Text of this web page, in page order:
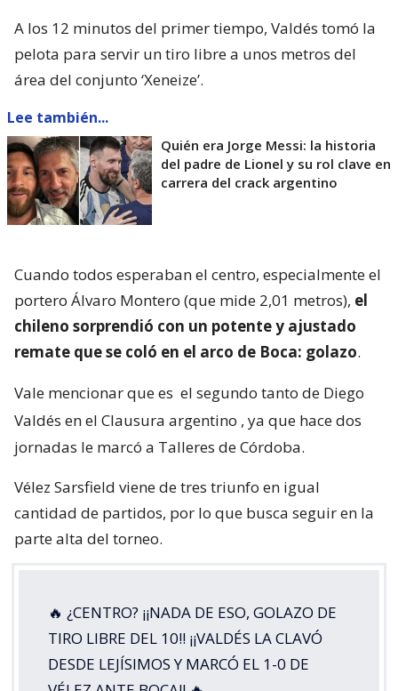
A los 12 minutos del primer tiempo, Valdés tomó la
pelota para servir un tiro libre a unos metros del
área del conjunto ‘Xeneize’.
Lee también...
Quién era Jorge Messi: la historia
del padre de Lionel y su rol clave en
carrera del crack argentino
Cuando todos esperaban el centro, especialmente el
portero Álvaro Montero (que mide 2,01 metros), el
chileno sorprendió con un potente y ajustado
remate que se coló en el arco de Boca: golazo.
Vale mencionar que es el segundo tanto de Diego
Valdés en el Clausura argentino , ya que hace dos
jornadas le marcó a Talleres de Córdoba.
Vélez Sarsfield viene de tres triunfo en igual
cantidad de partidos, por lo que busca seguir en la
parte alta del torneo.
🔥 ¿CENTRO? ¡¡NADA DE ESO, GOLAZO DE
TIRO LIBRE DEL 10!! ¡¡VALDÉS LA CLAVÓ
DESDE LEJÍSIMOS Y MARCÓ EL 1-0 DE